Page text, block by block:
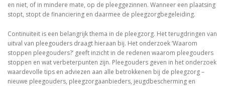
en niet, of in mindere mate, op de pleeggezinnen. Wanneer een plaatsing
stopt, stopt de financiering en daarmee de pleegzorgbegeleiding.
Continuïteit is een belangrijk thema in de pleegzorg. Het terugdringen van
uitval van pleegouders draagt hieraan bij. Het onderzoek ‘Waarom
stoppen pleegouders?’ geeft inzicht in de redenen waarom pleegouders
stoppen en wat verbeterpunten zijn. Pleegouders geven in het onderzoek
waardevolle tips en adviezen aan alle betrokkenen bij de pleegzorg –
nieuwe pleegouders, pleegzorgaanbieders, jeugdbescherming en